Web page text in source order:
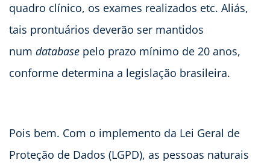
quadro clínico, os exames realizados etc. Aliás,
tais prontuários deverão ser mantidos
num database pelo prazo mínimo de 20 anos,
conforme determina a legislação brasileira.
Pois bem. Com o implemento da Lei Geral de
Proteção de Dados (LGPD), as pessoas naturais